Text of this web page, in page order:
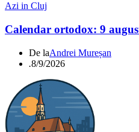
Azi in Cluj
Calendar ortodox: 9
De laAndrei Mureșan
.8/9/2026